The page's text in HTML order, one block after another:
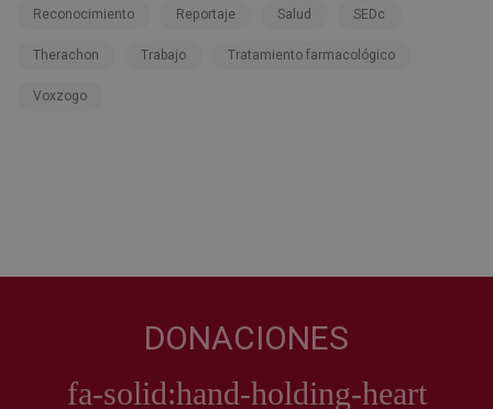
Reconocimiento Reportaje Salud SEDc
Therachon Trabajo Tratamiento farmacológico
Voxzogo
DONACIONES